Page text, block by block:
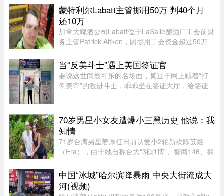
Charles Milliard预计将于今天周四下午 ...
蒙特利尔Labatt主管挪用50万 判40个月
还10万
加拿大啤酒公司Labatt位于LaSalle酿酒厂工会前财
务主管Patrick Aitken，因挪用工会资金超过50万
禁，并被勒令向工会赔偿10万元。Aitken在Labatt
工作15年，并于2020年担 ...
当“反美斗士”遇上美国签证官
要说这世间最可乐的名场面，莫过于网上喊着“打
倒美帝”的激进斗士，乖乖坐在签证大厅，给签证
美狠话少了许多，火药味也 ...
70岁男星小女友遭爆小三黑历史 他说：我
知情
71岁台湾男星姜厚任日前认爱小2轮新欢陈苡㛤
（Era），由于她自称台大“3硕1博”、智商146、拥
灵异能，3岁就认出姜厚任，时隔39年“重逢”，彼
此有七世情缘，离奇的相恋 ...
中国“冰城”哈尔滨降暴雨 中央大街淹成大
河(视频)